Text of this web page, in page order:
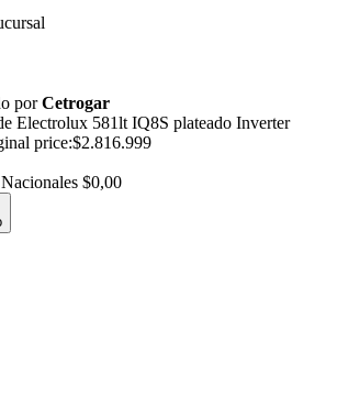
porCetrogar
Electrolux 581lt IQ8S plateado Inverter
price:$2.816.999
$0,00